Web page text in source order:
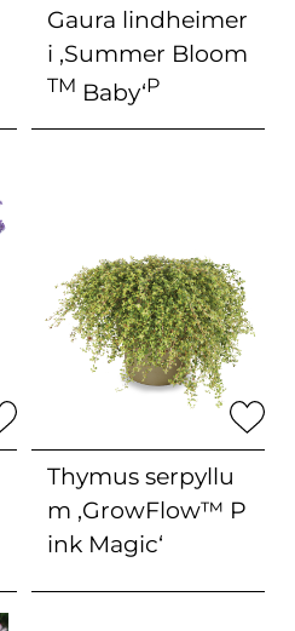
sommer-herbst
einmal
max. einmal
Gaura lindheimer
i ‚Summer Bloom
TM Baby‘P
Thymus serpyllu
m ‚GrowFlow™ P
ink Magic‘